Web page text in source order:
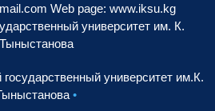
Web page: www.iksu.kg
университет им. К.
Тыныстанова
университет им.К.
•